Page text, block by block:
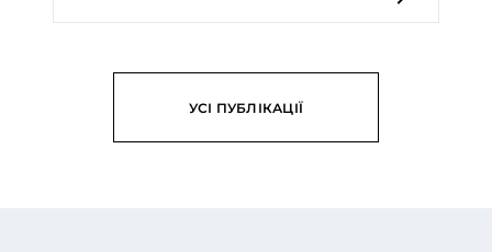
УСІ ПУБЛІКАЦІЇ